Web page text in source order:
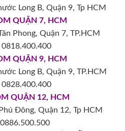
Long B, Quận 9, Tp HCM
QUẬN 7, HCM
Phong, Quận 7, TP.HCM
0818.400.400
QUẬN 9, HCM
Long B, Quận 9, TP.HCM
0828.400.400
QUẬN 12, HCM
Đông, Quận 12, Tp HCM